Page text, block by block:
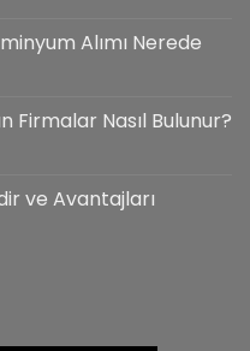
Alımı Nerede
Firmalar Nasıl Bulunur?
ve Avantajları